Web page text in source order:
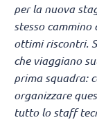
per la nuova
stesso
ottimi riscontri.
che viaggiano
prima squadra:
organizzare
tutto lo staff